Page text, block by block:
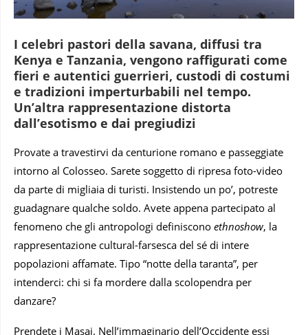
I celebri pastori della savana, diffusi tra
Kenya e Tanzania, vengono raffigurati come
fieri e autentici guerrieri, custodi di costumi
e tradizioni imperturbabili nel tempo.
Un’altra rappresentazione distorta
dall’esotismo e dai pregiudizi
Provate a travestirvi da centurione romano e passeggiate
intorno al Colosseo. Sarete soggetto di ripresa foto-video
da parte di migliaia di turisti. Insistendo un po’, potreste
guadagnare qualche soldo. Avete appena partecipato al
fenomeno che gli antropologi definiscono ethnoshow, la
rappresentazione cultural-farsesca del sé di intere
popolazioni affamate. Tipo “notte della taranta”, per
intenderci: chi si fa mordere dalla scolopendra per
danzare?
Prendete i Masai. Nell’immaginario dell’Occidente essi